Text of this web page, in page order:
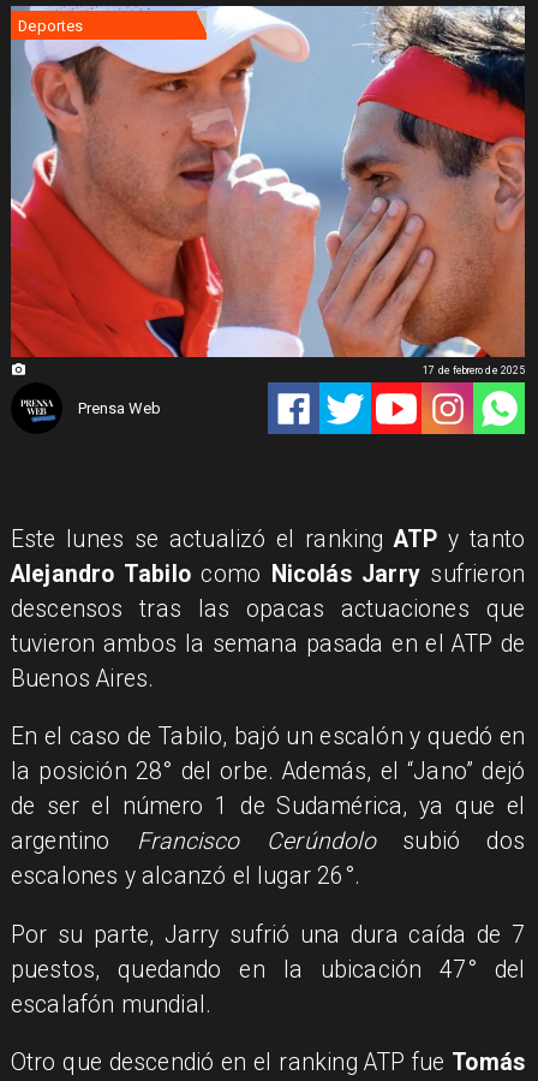
Deportes
Prensa Web
17 de febrero de 2025
Este lunes se actualizó el rankingATP y tanto
Alejandro Tabilo como Nicolás Jarry sufrieron
descensos tras las opacas actuaciones que
tuvieron ambos la semana pasada en el ATP de
Buenos Aires.
En el caso de Tabilo, bajó un escalón y quedó en
la posición 28° del orbe. Además, el “Jano” dejó
de ser el número 1 de Sudamérica, ya que el
argentino Francisco Cerúndolosubió dos
escalones y alcanzó el lugar 26°.
Por su parte, Jarry sufrió una dura caída de 7
puestos, quedando en la ubicación 47° del
escalafón mundial.
Otro que descendió en el ranking ATP fue Tomás